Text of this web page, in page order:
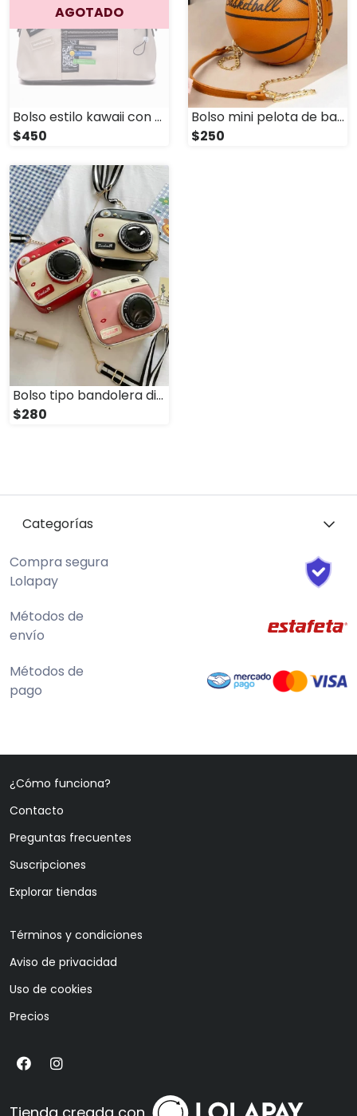
AGOTADO
Bolso estilo kawaii con parches y cremallera
$450
Bolso mini pelota de basquet • Marrón
$250
Bolso tipo bandolera diseño cámara retro
$280
Categorías
Compra segura
Lolapay
Métodos de
envío
Métodos de
pago
¿Cómo funciona?
Contacto
Preguntas frecuentes
Suscripciones
Explorar tiendas
Términos y condiciones
Aviso de privacidad
Uso de cookies
Precios